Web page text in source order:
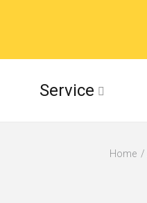
Service
Home